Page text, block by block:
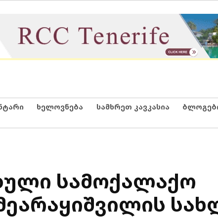
ხელოვნება სამხრეთ კავკასია
სამოქალაქო